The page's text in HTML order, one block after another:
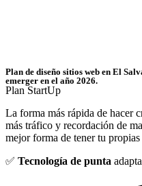
Plan de diseño sitios web en El
emerger en el año 2026.
Plan StartUp
La forma más rápida de hacer
más tráfico y recordación de
mejor forma de tener tu
✅ Tecnología de punta